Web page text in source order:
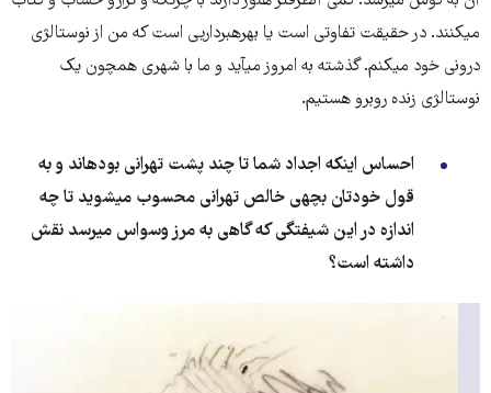
می​کنند. در حقیقت تفاوتی است یا بهره​برداریی​ است که من از نوستالژی
درونی خود می​کنم. گذشته به امروز می​آید و ما با شهری همچون یک
نوستالژی زنده روبرو هستیم.
احساس اینکه اجداد شما تا چند پشت تهرانی بوده​اند و به
قول خودتان بچه​ی خالص تهرانی محسوب می​شوید تا چه
اندازه در این شیفتگی که گاهی به مرز وسواس می​رسد نقش
داشته است؟